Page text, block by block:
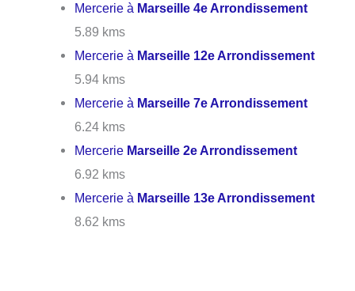
Mercerie à Marseille 4e Arrondissement
5.89 kms
Mercerie à Marseille 12e Arrondissement
5.94 kms
Mercerie à Marseille 7e Arrondissement
6.24 kms
Mercerie Marseille 2e Arrondissement
6.92 kms
Mercerie à Marseille 13e Arrondissement
8.62 kms